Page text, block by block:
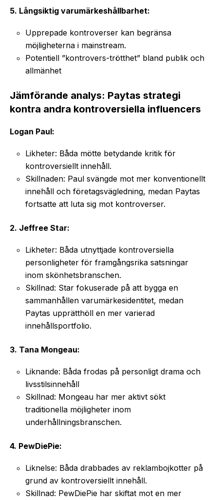
5. Långsiktig varumärkeshållbarhet:
Upprepade kontroverser kan begränsa
möjligheterna i mainstream.
Potentiell ”kontrovers-trötthet” bland publik och
allmänhet
Jämförande analys: Paytas strategi
kontra andra kontroversiella influencers
Logan Paul:
Likheter: Båda mötte betydande kritik för
kontroversiellt innehåll.
Skillnaden: Paul svängde mot mer konventionellt
innehåll och företagsvägledning, medan Paytas
fortsatte att luta sig mot kontroverser.
2. Jeffree Star:
Likheter: Båda utnyttjade kontroversiella
personligheter för framgångsrika satsningar
inom skönhetsbranschen.
Skillnad: Star fokuserade på att bygga en
sammanhållen varumärkesidentitet, medan
Paytas upprätthöll en mer varierad
innehållsportfolio.
3. Tana Mongeau:
Liknande: Båda frodas på personligt drama och
livsstilsinnehåll
Skillnad: Mongeau har mer aktivt sökt
traditionella möjligheter inom
underhållningsbranschen.
4. PewDiePie:
Liknelse: Båda drabbades av reklambojkotter på
grund av kontroversiellt innehåll.
Skillnad: PewDiePie har skiftat mot en mer